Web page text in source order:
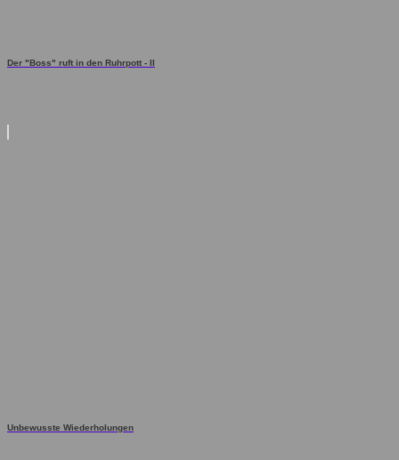
Der "Boss" ruft in den Ruhrpott - II
Unbewusste Wiederholungen